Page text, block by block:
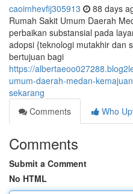
caoimhevfij305913 88 days
Rumah Sakit Umum Daerah
perbaikan substansial pada
adopsi {teknologi mutakhir dan
bertujuan bagi
https://
umum-daerah-medan-
sekarang
Comments
Who
Comments
Submit a Comment
No HTML